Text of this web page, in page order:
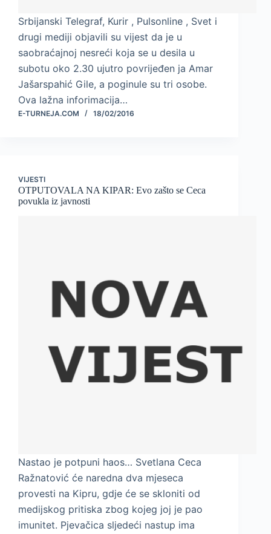
Srbijanski Telegraf, Kurir , Pulsonline , Svet i
drugi mediji objavili su vijest da je u
saobraćajnoj nesreći koja se u desila u
subotu oko 2.30 ujutro povrijeđen ja Amar
Jašarspahić Gile, a poginule su tri osobe.
Ova lažna inforimacija…
E-TURNEJA.COM 18/02/2016
VIJESTI
OTPUTOVALA NA KIPAR: Evo zašto se Ceca
povukla iz javnosti
Nastao je potpuni haos… Svetlana Ceca
Ražnatović će naredna dva mjeseca
provesti na Kipru, gdje će se skloniti od
medijskog pritiska zbog kojeg joj je pao
imunitet. Pjevačica sljedeći nastup ima